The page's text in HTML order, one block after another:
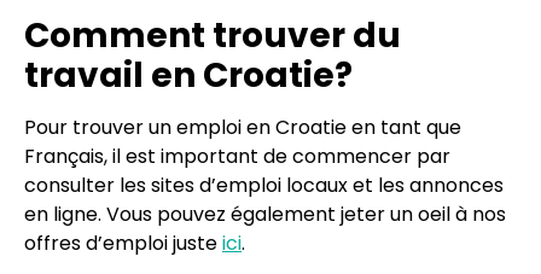
Comment trouver du
travail en Croatie?
Pour trouver un emploi en Croatie en tant que
Français, il est important de commencer par
consulter les sites d’emploi locaux et les annonces
en ligne. Vous pouvez également jeter un oeil à nos
offres d’emploi justeici.